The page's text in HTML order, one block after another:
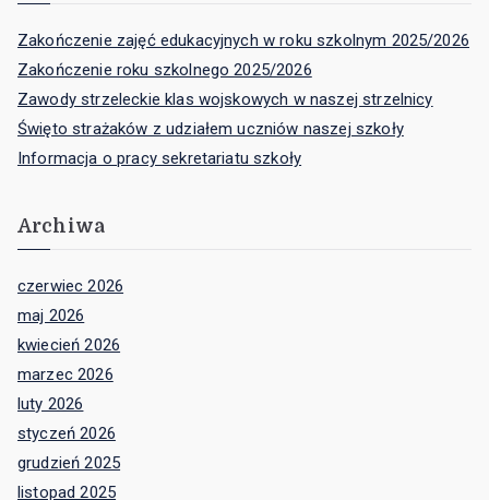
Zakończenie zajęć edukacyjnych w roku szkolnym 2025/2026
Zakończenie roku szkolnego 2025/2026
Zawody strzeleckie klas wojskowych w naszej strzelnicy
Święto strażaków z udziałem uczniów naszej szkoły
Informacja o pracy sekretariatu szkoły
Archiwa
czerwiec 2026
maj 2026
kwiecień 2026
marzec 2026
luty 2026
styczeń 2026
grudzień 2025
listopad 2025